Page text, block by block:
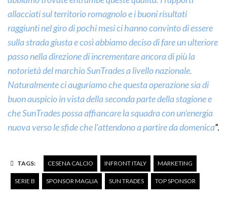
allacciati sul territorio romagnolo e i buoni risultati
raggiunti nel giro di pochi mesi ci hanno convinto di essere
sulla strada giusta e così abbiamo deciso di fare un ulteriore
passo nella direzione di incrementare ancora di più la
notorietà del marchio SunTrades a livello nazionale.
Naturalmente ci auguriamo che questa operazione sia di
buon auspicio in vista della seconda parte della stagione e
che SunTrades possa affiancare la squadra con un’energia
nuova verso le sfide che l’attendono a partire da domenica”.
TAGS: CESENA CALCIO INFRONT ITALY MARKETING
SERIE B SPONSOR MAGLIA SUN TRADES TOP SPONSOR